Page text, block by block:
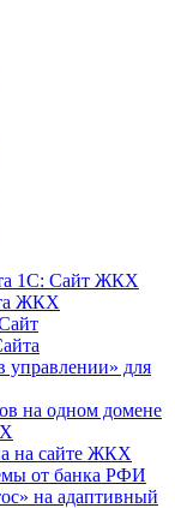
1С: Сайт ЖКХ
ЖКХ
управлении» для
на одном домене
на сайте ЖКХ
от банка РФИ
на адаптивный